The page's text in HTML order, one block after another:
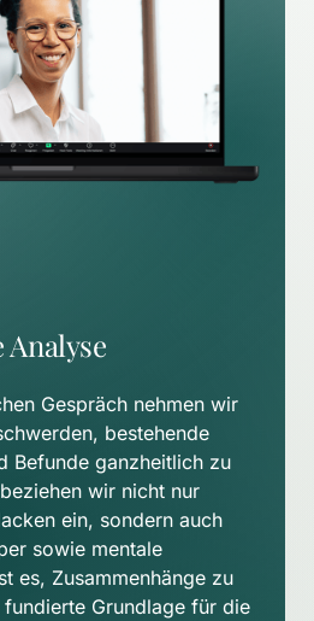
Gespräch nehmen wir
bestehende
Befunde ganzheitlich zu
wir nicht nur
ein, sondern auch
sowie mentale
es, Zusammenhänge zu
Grundlage für die